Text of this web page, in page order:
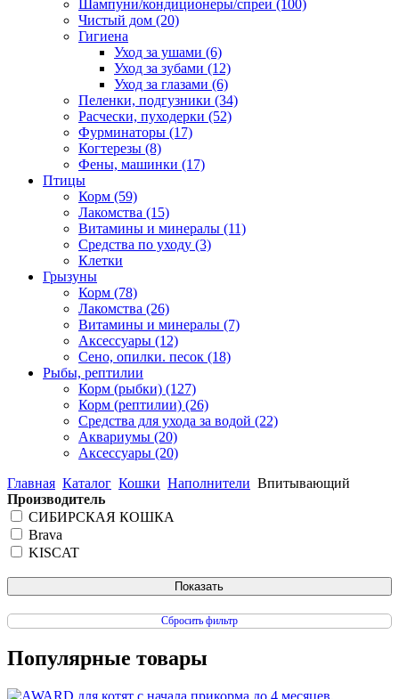
Шампуни/кондиционеры/спреи (100)
Чистый дом (20)
Гигиена
Уход за ушами (6)
Уход за зубами (12)
Уход за глазами (6)
Пеленки, подгузники (34)
Расчески, пуходерки (52)
Фурминаторы (17)
Когтерезы (8)
Фены, машинки (17)
Птицы
Корм (59)
Лакомства (15)
Витамины и минералы (11)
Средства по уходу (3)
Клетки
Грызуны
Корм (78)
Лакомства (26)
Витамины и минералы (7)
Аксессуары (12)
Сено, опилки. песок (18)
Рыбы, рептилии
Корм (рыбки) (127)
Корм (рептилии) (26)
Средства для ухода за водой (22)
Аквариумы (20)
Аксессуары (20)
Главная Каталог Кошки Наполнители Впитывающий
Производитель
СИБИРСКАЯ КОШКА
Brava
KISCAT
Сбросить фильтр
Популярные товары